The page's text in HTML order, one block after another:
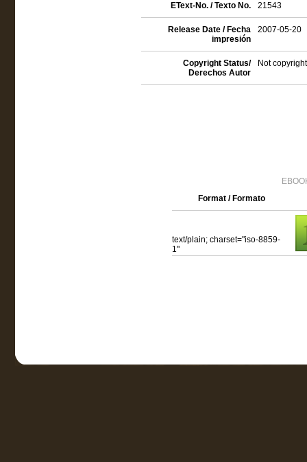
EText-No. / Texto No. 21543
Release Date / Fecha
impresión
2007-05-20
Copyright Status/
Derechos Autor
Not
Format / Formato
text/plain; charset="iso-8859-
1"